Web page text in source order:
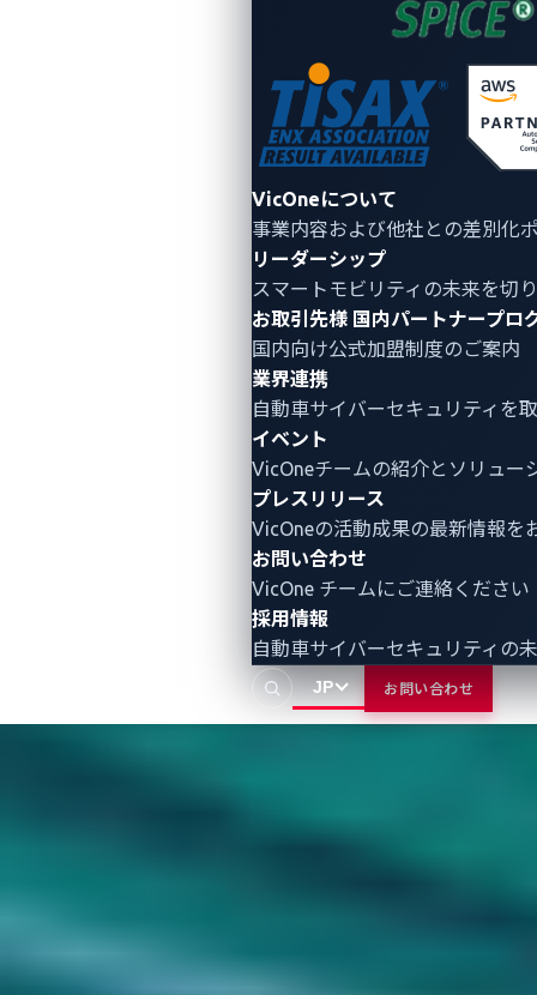
VicOneについて
事業内容および他社との差別化
リーダーシップ
スマートモビリティの未来を切
お取引先様 国内パートナープロ
国内向け公式加盟制度のご案内
業界連携
自動車サイバーセキュリティ を
イベント
VicOneチームの紹介とソリュー
プレスリリース
VicOneの活動成果の最新情報を
お問い合わせ
VicOne チームにご連絡ください
採用情報
自動車サイバーセキュリティの
JP お問い合わせ
自動車ゼロデイ脆
弱性
データベースを見る